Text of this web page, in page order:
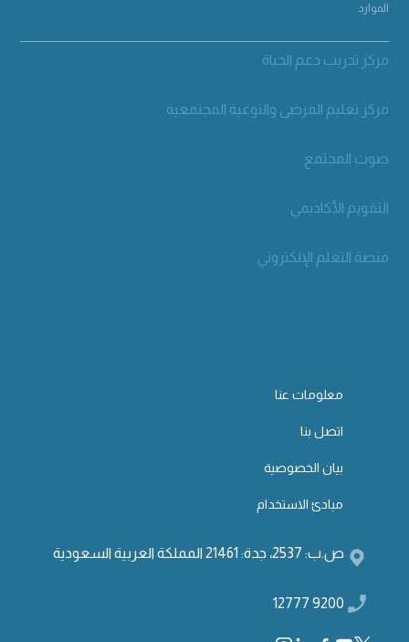
الموارد
مركز تدريب دعم الحياة
مركز تعليم المرضى والتوعية المجتمعية
صوت المجتمع
التقويم الأكاديمي
منصة التعلم الإلكتروني
معلومات عنا
اتصل بنا
بيان الخصوصية
مبادئ الاستخدام
ص.ب: 2537، جدة: 21461 المملكة العربية السعودية
9200 12777